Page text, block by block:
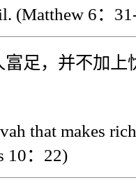
(Matthew 6：
足，并不加上
that makes
10：22)